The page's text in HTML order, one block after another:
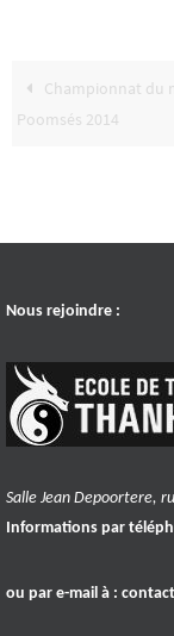
Championnat du
Poomsés 2014
Nous rejoindre :
Salle Jean Depoortere,
Informations par
ou par e-mail à :